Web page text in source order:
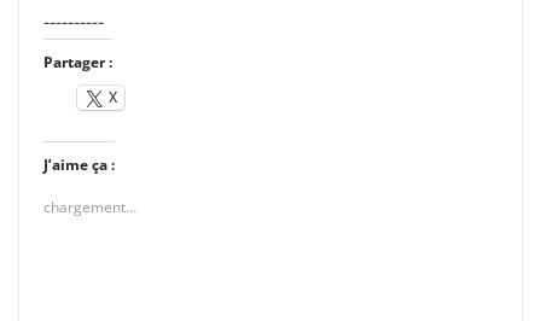
----------
Partager :
X
J’aime ça :
chargement…